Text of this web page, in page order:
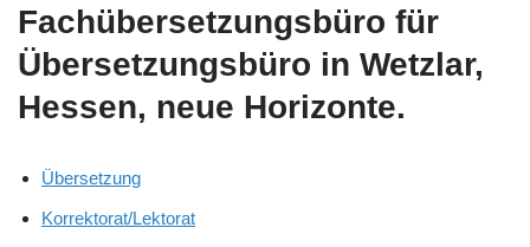
Fachübersetzungsbüro für
Übersetzungsbüro in Wetzlar,
Hessen, neue Horizonte.
Übersetzung
Korrektorat/Lektorat